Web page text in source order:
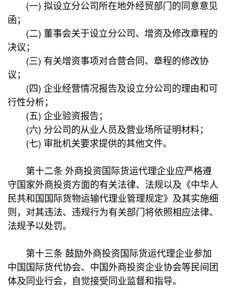
(一) 拟设立分公司所在地外经贸部门的同意意见
函；
(二) 董事会关于设立分公司、增资及修改章程的
决议；
(三) 有关增资事项对合营合同、章程的修改协
议；
(四) 企业经营情况报告及设立分公司的理由和可
行性分析；
(五) 企业验资报告；
(六) 分公司的从业人员及营业场所证明材料；
(七) 审批机关要求提供的其他文件。
第十二条 外商投资国际货运代理企业应严格遵
守国家外商投资方面的有关法律、法规以及《中华人
民共和国国际货物运输代理业管理规定》及其实施细
则，对其违法、违规行为有关部门将依照相应法律、
法规予以处罚。
第十三条 鼓励外商投资国际货运代理企业参加
中国国际货代协会、中国外商投资企业协会等民间团
体及同业行会，自觉接受同业监督和指导。